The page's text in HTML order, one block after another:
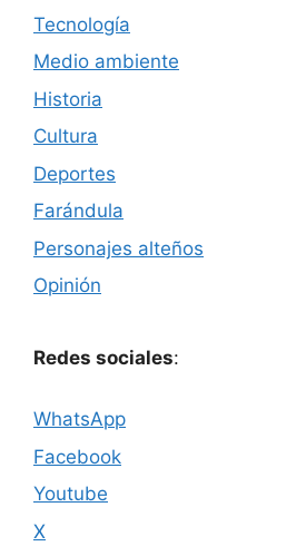
Tecnología
Medio ambiente
Historia
Cultura
Deportes
Farándula
Personajes alteños
Opinión
Redes sociales:
WhatsApp
Facebook
Youtube
X